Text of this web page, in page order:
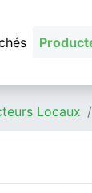
Locaux